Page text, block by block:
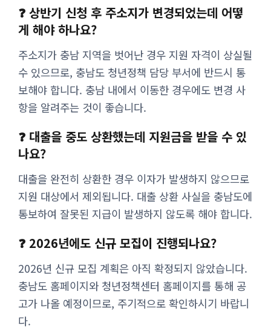
❓ 상반기 신청 후 주소지가 변경되었는데 어떻
게 해야 하나요?
주소지가 충남 지역을 벗어난 경우 지원 자격이 상실될
수 있으므로, 충남도 청년정책 담당 부서에 반드시 통
보해야 합니다. 충남 내에서 이동한 경우에도 변경 사
항을 알려주는 것이 좋습니다.
❓ 대출을 중도 상환했는데 지원금을 받을 수 있
나요?
대출을 완전히 상환한 경우 이자가 발생하지 않으므로
지원 대상에서 제외됩니다. 대출 상환 사실을 충남도에
통보하여 잘못된 지급이 발생하지 않도록 해야 합니다.
❓ 2026년에도 신규 모집이 진행되나요?
2026년 신규 모집 계획은 아직 확정되지 않았습니다.
충남도 홈페이지와 청년정책센터 홈페이지를 통해 공
고가 나올 예정이므로, 주기적으로 확인하시기 바랍니
다.